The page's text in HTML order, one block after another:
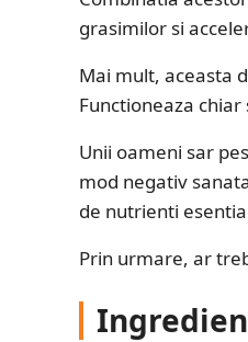
grasimilor si
Mai mult, aceasta
Functioneaza
Unii oameni sar
mod negativ
de nutrienti
Prin urmare, ar